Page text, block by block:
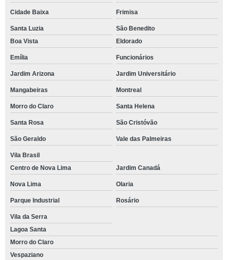
Cidade Baixa Frimisa
Santa Luzia
São Benedito
Boa Vista
Eldorado
Emília Funcionários
Jardim Arizona Jardim Universitário
Mangabeiras Montreal
Morro do Claro Santa Helena
Santa Rosa São Cristóvão
São Geraldo Vale das Palmeiras
Vila Brasil
Centro de Nova Lima
Jardim Canadá
Nova Lima Olaria
Parque Industrial Rosário
Vila da Serra
Lagoa Santa
Morro do Claro
Vespaziano